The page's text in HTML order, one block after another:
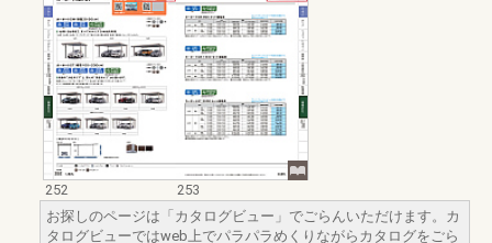
252
253
お探しのページは「カタログビュー」でごらんいただけます。カ
タログビューではweb上でパラパラめくりながらカタログをごら